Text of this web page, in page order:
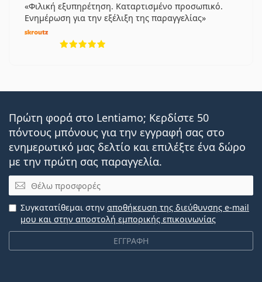
Φιλική εξυπηρέτηση. Καταρτισμένο προσωπικό.
Ενημέρωση για την εξέλιξη της παραγγελίας
Πρώτη φορά στο Lentiamo; Κερδίστε 50
πόντους μπόνους για την εγγραφή σας στο
ενημερωτικό μας δελτίο και επιλέξτε ένα δώρο
με την πρώτη σας παραγγελία.
Email
ΕΓΓΡΑΦΗ
Συγκατατίθεμαι στην αποθήκευση της διεύθυνσης e-mail
μου και στην αποστολή εμπορικής επικοινωνίας